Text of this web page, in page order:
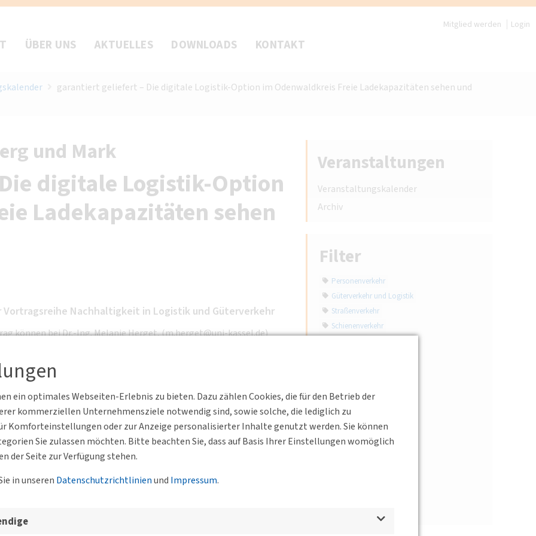
ein optimales Webseiten-Erlebnis zu bieten. Dazu zählen Cookies, die für den Betrieb der
kommerziellen Unternehmensziele notwendig sind, sowie solche, die lediglich zu
Komforteinstellungen oder zur Anzeige personalisierter Inhalte genutzt werden. Sie können
Sie zulassen möchten. Bitte beachten Sie, dass auf Basis Ihrer Einstellungen womöglich
der Seite zur Verfügung stehen.
in unseren Datenschutzrichtlinienund Impressum.
Mitglied werden Login
ÜBER UNS AKTUELLES DOWNLOADS KONTAKT
garantiert geliefert – Die digitale Logistik-Option im Odenwaldkreis Freie Ladekapazitäten sehen und
und Mark
digitale Logistik-Option
Ladekapazitäten sehen
Nachhaltigkeit in Logistik und Güterverkehr
können bei Dr.-Ing. Melanie Herget, (m.herget@uni-kassel.de)
werden.
der BVs und
Veranstaltungen
Veranstaltungskalender
Archiv
Filter
Personenverkehr
Güterverkehr und Logistik
Straßenverkehr
Schienenverkehr
Verkehrspolitik
Mobilitätsverhalten
Verkehrsplanung
Verkehrsökologie